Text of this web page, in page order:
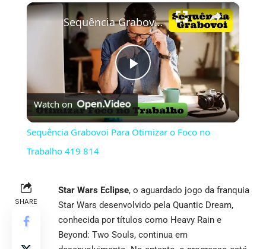
×
Play
Video
Sequência Grabovoi Para Otimizar o Foco no Trabalho 419 814
Watch on
Sequência Grabovoi Para Otimizar o Foco no
Trabalho 419 814
SHARE
Star Wars Eclipse, o aguardado jogo da franquia
Star Wars desenvolvido pela Quantic Dream,
conhecida por títulos como Heavy Rain e
Beyond: Two Souls, continua em